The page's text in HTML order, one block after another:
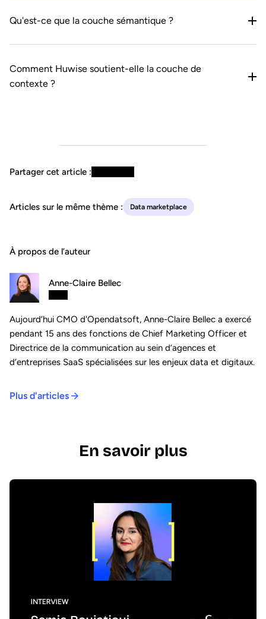
Qu'est-ce que la couche sémantique ?
Comment Huwise soutient-elle la couche de
contexte ?
Partager cet article :
Articles sur le même thème : Data marketplace
À propos de l’auteur
Anne-Claire Bellec
Aujourd’hui CMO d'Opendatsoft, Anne-Claire Bellec a exercé
pendant 15 ans des fonctions de Chief Marketing Officer et
Directrice de la communication au sein d’agences et
d’entreprises SaaS spécialisées sur les enjeux data et digitaux.
Plus d'articles
En savoir plus